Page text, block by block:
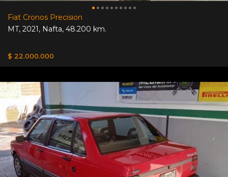
Fiat Cronos Precision
MT, 2021, Nafta, 48.200 km.
$ 22.000.000